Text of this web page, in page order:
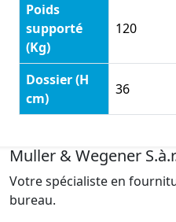
Poids
supporté
(Kg)
120
Dossier (H
cm)
36
Muller & Wegener
Votre spécialiste en
bureau.